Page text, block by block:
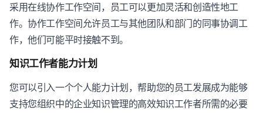
采用在线协作工作空间，员工可以更加灵活和创造性地工
作。协作工作空间允许员工与其他团队和部门的同事协调工
作，他们可能平时接触不到。
知识工作者能力计划
您可以引入一个个人能力计划，帮助您的员工发展成为能够
支持您组织中的企业知识管理的高效知识工作者所需的必要